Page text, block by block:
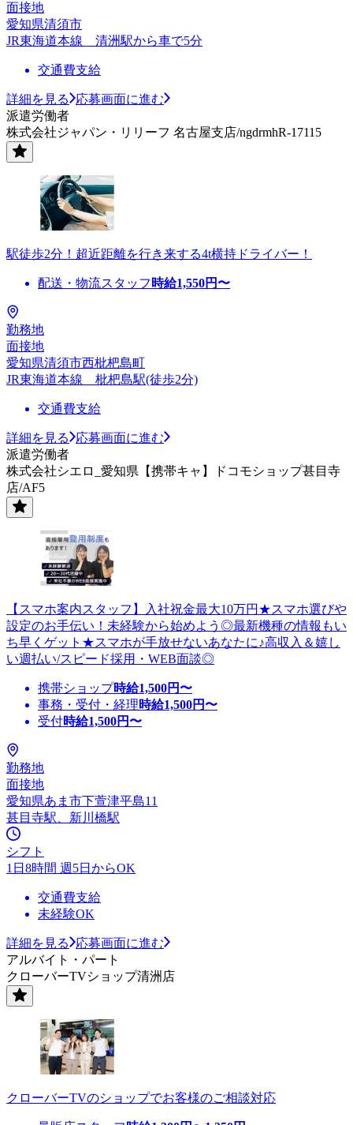
面接地
愛知県清須市
JR東海道本線 清洲駅から車で5分
交通費支給
詳細を見る
応募画面に進む
派遣労働者
株式会社ジャパン・リリーフ 名古屋支店/ngdrmhR-17115
駅徒歩2分！超近距離を行き来する4t横持ドライバー！
配送・物流スタッフ 時給1,550円〜
勤務地
面接地
愛知県清須市西枇杷島町
JR東海道本線 枇杷島駅(徒歩2分)
交通費支給
詳細を見る
応募画面に進む
派遣労働者
株式会社シエロ_愛知県【携帯キャ】ドコモショップ甚目寺
店/AF5
【スマホ案内スタッフ】入社祝金最大10万円★スマホ選びや
設定のお手伝い！未経験から始めよう◎最新機種の情報もい
ち早くゲット★スマホが手放せないあなたに♪高収入＆嬉し
い週払い/スピード採用・WEB面談◎
携帯ショップ時給1,500円〜
事務・受付・経理時給1,500円〜
受付時給1,500円〜
勤務地
面接地
愛知県あま市下萱津平島11
甚目寺駅、新川橋駅
シフト
1日8時間 週5日からOK
交通費支給
未経験OK
詳細を見る
応募画面に進む
アルバイト・パート
クローバーTVショップ清洲店
クローバーTVのショップでお客様のご相談対応